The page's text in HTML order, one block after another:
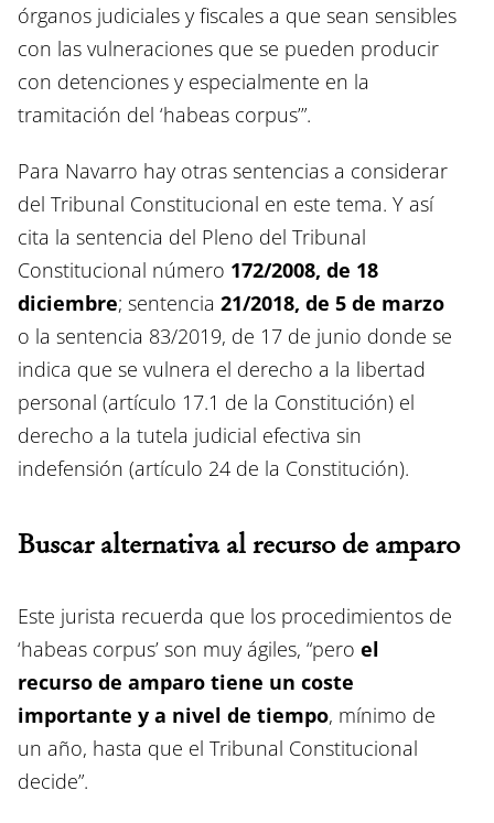
órganos judiciales y fiscales a que sean sensibles
con las vulneraciones que se pueden producir
con detenciones y especialmente en la
tramitación del ‘habeas corpus’”.
Para Navarro hay otras sentencias a considerar
del Tribunal Constitucional en este tema. Y así
cita la sentencia del Pleno del Tribunal
Constitucional número 172/2008, de 18
diciembre; sentencia 21/2018, de 5 de marzo
o la sentencia 83/2019, de 17 de junio donde se
indica que se vulnera el derecho a la libertad
personal (artículo 17.1 de la Constitución) el
derecho a la tutela judicial efectiva sin
indefensión (artículo 24 de la Constitución).
Buscar alternativa al recurso de amparo
Este jurista recuerda que los procedimientos de
‘habeas corpus’ son muy ágiles, “pero el
recurso de amparo tiene un coste
importante y a nivel de tiempo, mínimo de
un año, hasta que el Tribunal Constitucional
decide”.